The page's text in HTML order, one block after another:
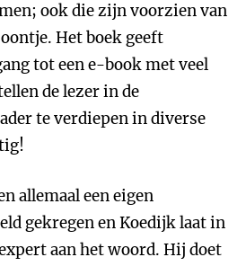
ook die zijn voorzien van
Het boek geeft
tot een e-book met veel
de lezer in de
te verdiepen in diverse
allemaal een eigen
gekregen en Koedijk laat in
aan het woord. Hij doet